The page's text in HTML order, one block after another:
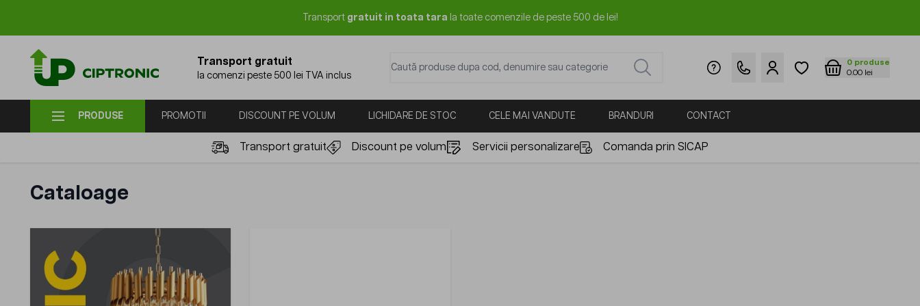
Transport gratuit in toata tara la toate comenzile de peste 500 de lei!
Transport gratuit
la comenzi peste 500 lei TVA inclus
0 produse
0.00 lei
PRODUSE PROMOTII DISCOUNT PE VOLUM LICHIDARE DE STOC CELE MAI VANDUTE BRANDURI CONTACT
Transport gratuit Discount pe volum Servicii personalizare Comanda prin SICAP
Cataloage